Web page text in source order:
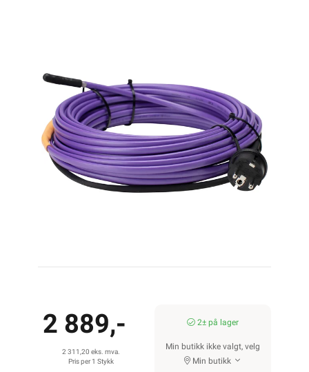
2 889,-
2 311,20 eks. mva.
Pris per 1 Stykk
2± på lager
Min butikk ikke valgt, velg
Min butikk